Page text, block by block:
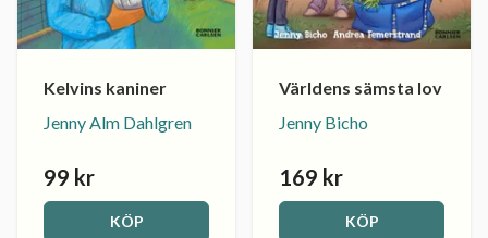
Kelvins kaniner
Jenny Alm Dahlgren
99 kr
KÖP
Världens sämsta lov
Jenny Bicho
169 kr
KÖP